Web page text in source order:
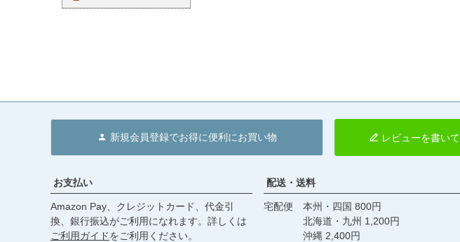
新規会員登録でお得に便利にお買い物 レビューを書いて
お支払い
Amazon Pay、クレジットカード、代金引
換、銀行振込がご利用になれます。詳しくは
ご利用ガイドをご利用ください。
配送・送料
宅配便 本州・四国 800円
北海道・九州 1,200円
沖縄 2,400円